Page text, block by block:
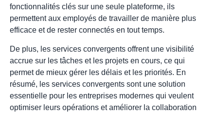
fonctionnalités clés sur une seule plateforme, ils
permettent aux employés de travailler de manière plus
efficace et de rester connectés en tout temps.
De plus, les services convergents offrent une visibilité
accrue sur les tâches et les projets en cours, ce qui
permet de mieux gérer les délais et les priorités. En
résumé, les services convergents sont une solution
essentielle pour les entreprises modernes qui veulent
optimiser leurs opérations et améliorer la collaboration